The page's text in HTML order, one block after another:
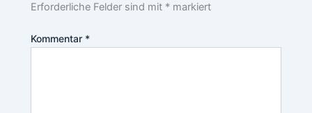
Erforderliche Felder sind mit * markiert
Kommentar *